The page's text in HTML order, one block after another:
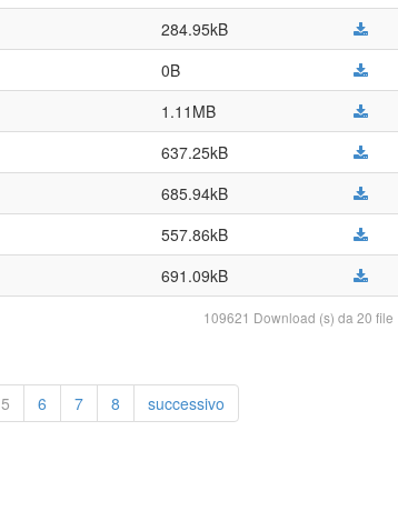
284.95kB
0B
1.11MB
637.25kB
685.94kB
557.86kB
691.09kB
109621 Download (s) da 20 file
5 6 7 8 successivo